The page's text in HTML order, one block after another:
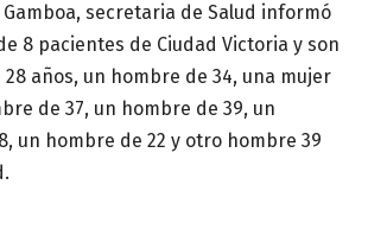
Gamboa, secretaria de Salud informó
8 pacientes de Ciudad Victoria y son
años, un hombre de 34, una mujer
de 37, un hombre de 39, un
un hombre de 22 y otro hombre 39